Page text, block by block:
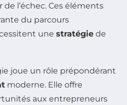
l’échec. Ces éléments
du parcours
une stratégie de
joue un rôle prépondérant
moderne. Elle offre
aux entrepreneurs